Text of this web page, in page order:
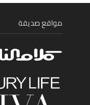
مواقع صديقة